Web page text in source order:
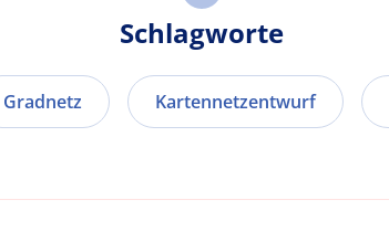
Schlagworte
Gradnetz Kartennetzentwurf